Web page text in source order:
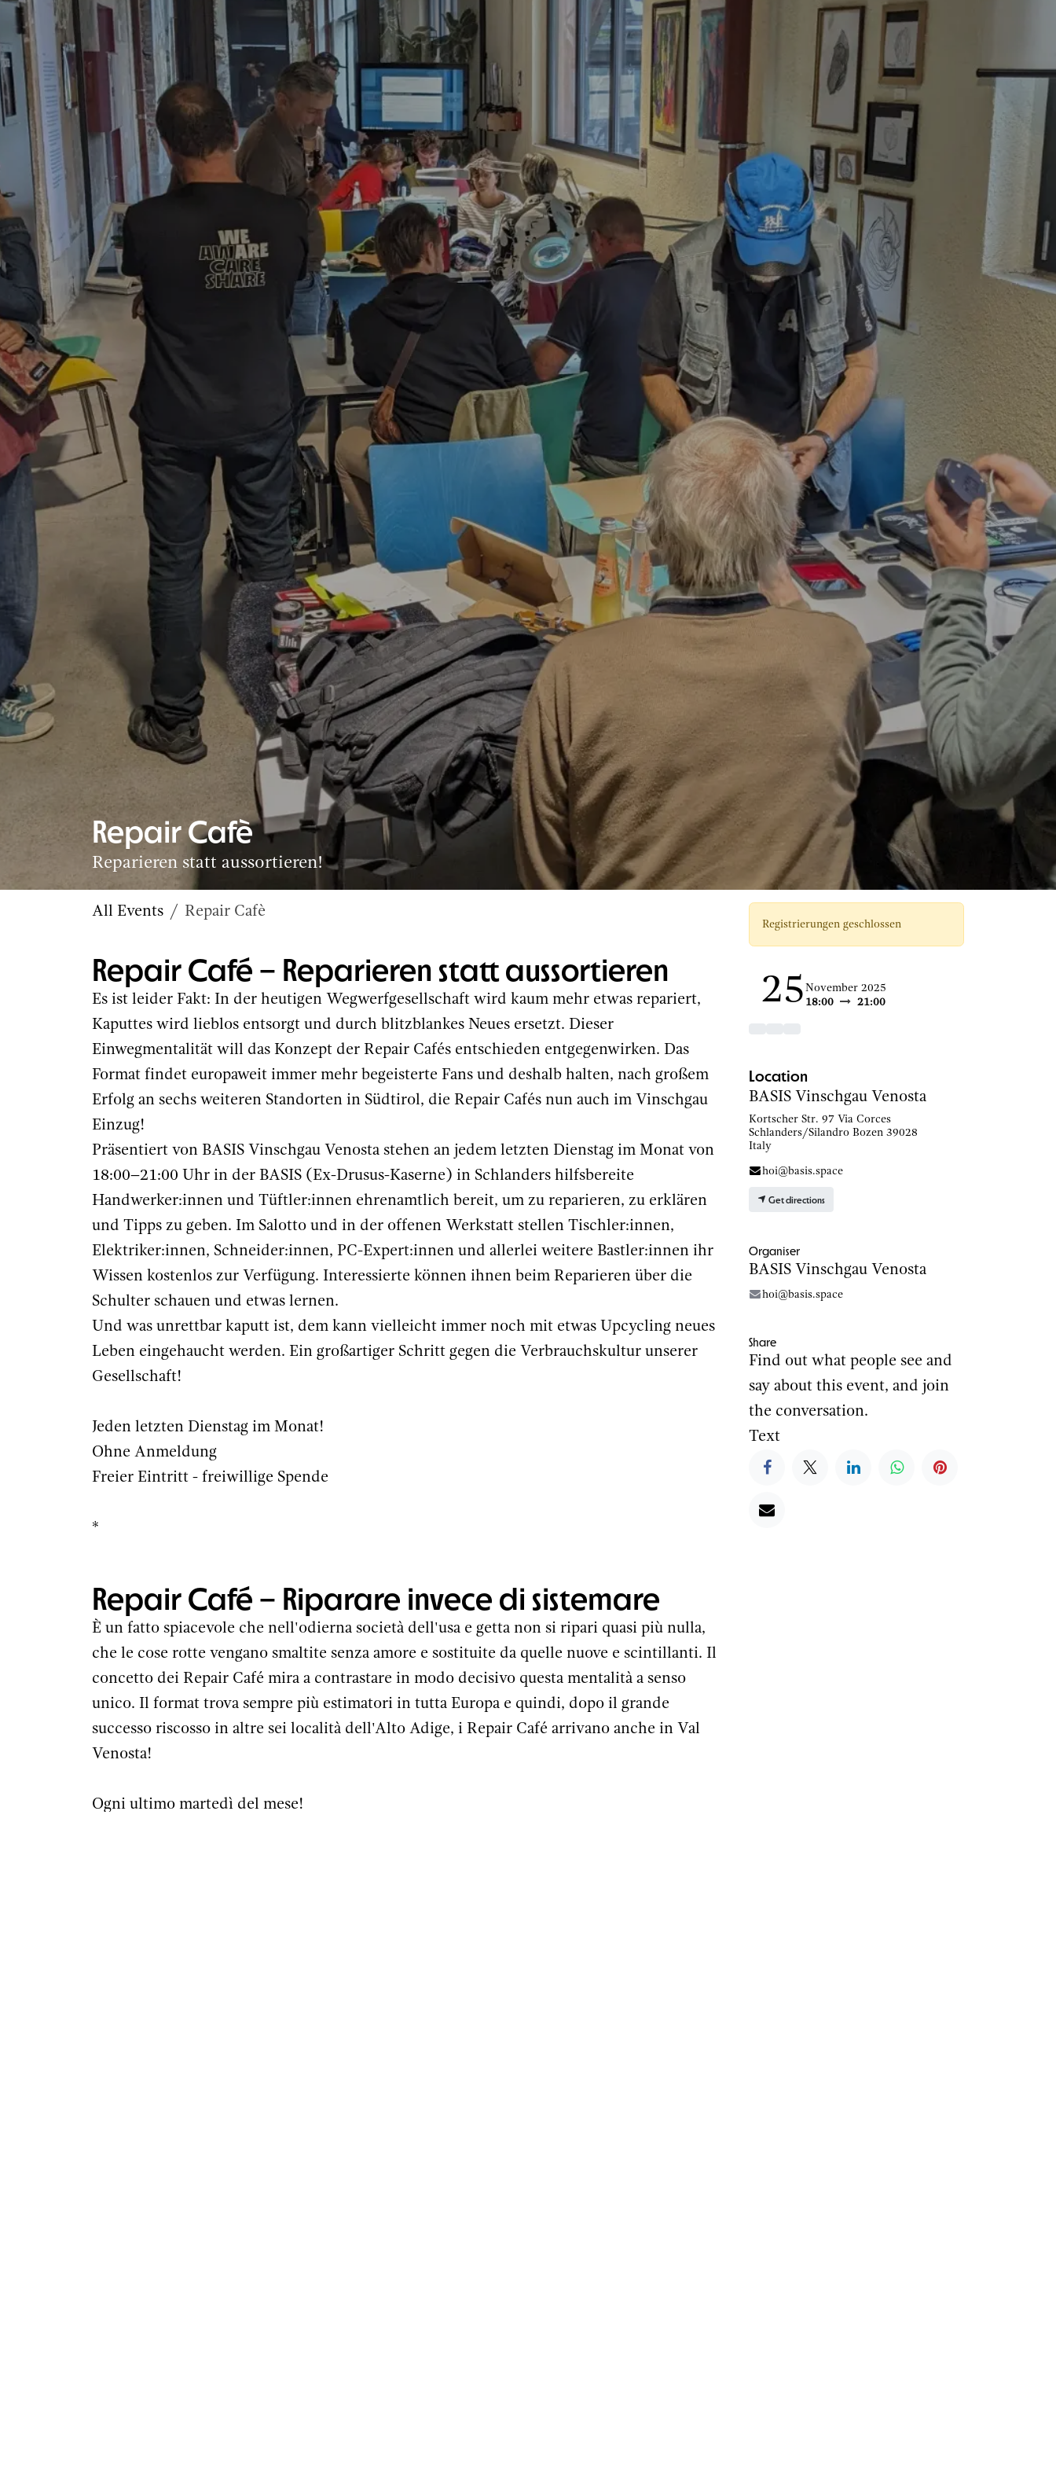
Repair Cafè
Reparieren statt aussortieren!
All Events Repair Cafè
Repair Café – Reparieren statt aussortieren
Es ist leider Fakt: In der heutigen Wegwerfgesellschaft wird kaum mehr etwas repariert,
Kaputtes wird lieblos entsorgt und durch blitzblankes Neues ersetzt. Dieser
Einwegmentalität will das Konzept der Repair Cafés entschieden entgegenwirken. Das
Format findet europaweit immer mehr begeisterte Fans und deshalb halten, nach großem
Erfolg an sechs weiteren Standorten in Südtirol, die Repair Cafés nun auch im Vinschgau
Einzug!
Präsentiert von BASIS Vinschgau Venosta stehen an jedem letzten Dienstag im Monat von
18:00–21:00 Uhr in der BASIS (Ex-Drusus-Kaserne) in Schlanders hilfsbereite
Handwerker:innen und Tüftler:innen ehrenamtlich bereit, um zu reparieren, zu erklären
und Tipps zu geben. Im Salotto und in der offenen Werkstatt stellen Tischler:innen,
Elektriker:innen, Schneider:innen, PC-Expert:innen und allerlei weitere Bastler:innen ihr
Wissen kostenlos zur Verfügung. Interessierte können ihnen beim Reparieren über die
Schulter schauen und etwas lernen.
Und was unrettbar kaputt ist, dem kann vielleicht immer noch mit etwas Upcycling neues
Leben eingehaucht werden. Ein großartiger Schritt gegen die Verbrauchskultur unserer
Gesellschaft!
Jeden letzten Dienstag im Monat!
Ohne Anmeldung
Freier Eintritt - freiwillige Spende
*
Repair Café – Riparare invece di sistemare
È un fatto spiacevole che nell'odierna società dell'usa e getta non si ripari quasi più nulla,
che le cose rotte vengano smaltite senza amore e sostituite da quelle nuove e scintillanti. Il
concetto dei Repair Café mira a contrastare in modo decisivo questa mentalità a senso
unico. Il format trova sempre più estimatori in tutta Europa e quindi, dopo il grande
successo riscosso in altre sei località dell'Alto Adige, i Repair Café arrivano anche in Val
Venosta!
Ogni ultimo martedì del mese!
Registrierungen geschlossen
25 November 2025
18:00
21:00
Location
BASIS Vinschgau Venosta
Kortscher Str. 97 Via Corces
Schlanders/Silandro Bozen 39028
Italy
hoi@basis.space
Get directions
Organiser
BASIS Vinschgau Venosta
hoi@basis.space
Share
Find out what people see and
say about this event, and join
the conversation.
Text